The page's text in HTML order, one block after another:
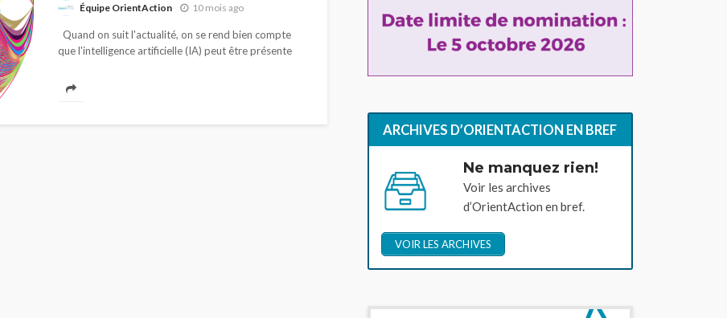
Équipe OrientAction 10 mois ago
Quand on suit l'actualité, on se rend bien compte
que l'intelligence artificielle (IA) peut être présente
professionnelle. Le recrutement, un sujet...
ARCHIVES D’ORIENTACTION EN BREF
Ne manquez rien!
Voir les archives
d’OrientAction en bref.
VOIR LES ARCHIVES